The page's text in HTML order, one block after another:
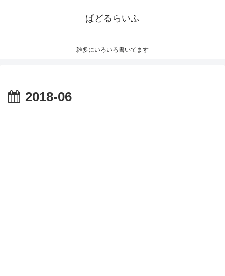
ぱどるらいふ
雑多にいろいろ書いてます
2018-06